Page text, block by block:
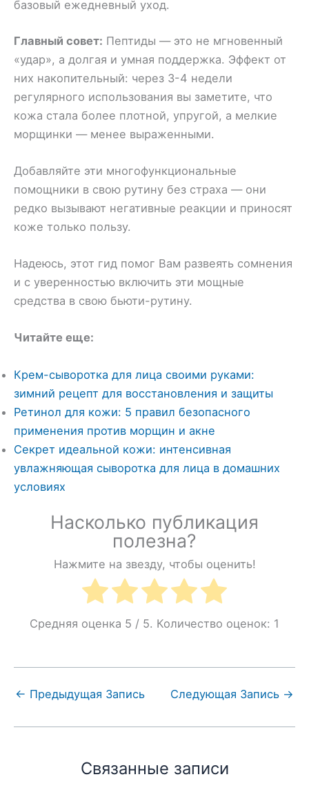
базовый ежедневный уход.
Главный совет: Пептиды — это не мгновенный
«удар», а долгая и умная поддержка. Эффект от
них накопительный: через 3-4 недели
регулярного использования вы заметите, что
кожа стала более плотной, упругой, а мелкие
морщинки — менее выраженными.
Добавляйте эти многофункциональные
помощники в свою рутину без страха — они
редко вызывают негативные реакции и приносят
коже только пользу.
Надеюсь, этот гид помог Вам развеять сомнения
и с уверенностью включить эти мощные
средства в свою бьюти-рутину.
Читайте еще:
Крем-сыворотка для лица своими руками:
зимний рецепт для восстановления и защиты
Ретинол для кожи: 5 правил безопасного
применения против морщин и акне
Секрет идеальной кожи: интенсивная
увлажняющая сыворотка для лица в домашних
условиях
Насколько публикация
полезна?
Нажмите на звезду, чтобы оценить!
Средняя оценка 5 / 5. Количество оценок: 1
← Предыдущая Запись Следующая Запись →
Связанные записи